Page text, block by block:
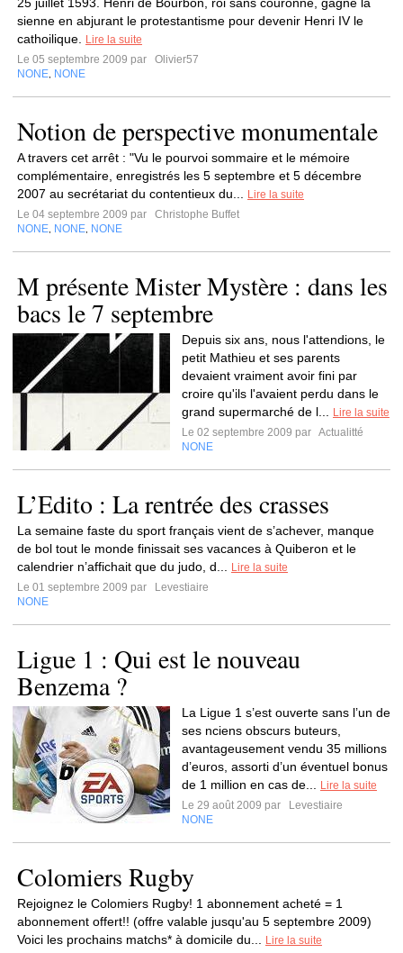
sienne en abjurant le protestantisme pour devenir Henri IV le
cathoilique.
Lire la suite
Le 05 septembre 2009 par
Olivier57
NONE NONE
Notion de perspective monumentale
A travers cet arrêt : "Vu le pourvoi sommaire et le mémoire
complémentaire, enregistrés les 5 septembre et 5 décembre
2007 au secrétariat du contentieux du...
Lire la suite
Le 04 septembre 2009 par
Christophe Buffet
NONE NONE NONE
M présente Mister Mystère : dans les
bacs le 7 septembre
Depuis six ans, nous l'attendions, le
petit Mathieu et ses parents
devaient vraiment avoir fini par
croire qu'ils l'avaient perdu dans le
grand supermarché de l...
Lire la suite
Le 02 septembre 2009 par Actualitté
NONE
L’Edito : La rentrée des crasses
La semaine faste du sport français vient de s’achever, manque
de bol tout le monde finissait ses vacances à Quiberon et le
calendrier n’affichait que du judo, d...
Lire la suite
Le 01 septembre 2009 par
Levestiaire
NONE
Ligue 1 : Qui est le nouveau
Benzema ?
La Ligue 1 s’est ouverte sans l’un de
ses nciens obscurs buteurs,
avantageusement vendu 35 millions
d’euros, assorti d’un éventuel bonus
de 1 million en cas de...
Lire la suite
Le 29 août 2009 par
Levestiaire
NONE
Colomiers Rugby
Rejoignez le Colomiers Rugby! 1 abonnement acheté = 1
abonnement offert!! (offre valable jusqu'au 5 septembre 2009)
Voici les prochains matchs* à domicile du...
Lire la suite